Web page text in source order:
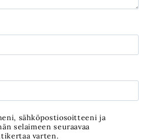
sähköpostiosoitteeni ja
selaimeen seuraavaa
varten.